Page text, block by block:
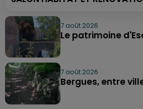
7 août 2026
Le patrimoine
7 août 2026
Bergues, entre